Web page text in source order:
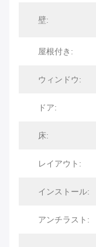
壁:
屋根付き:
ウィンドウ:
ドア:
床:
レイアウト:
インストール:
アンチラスト: